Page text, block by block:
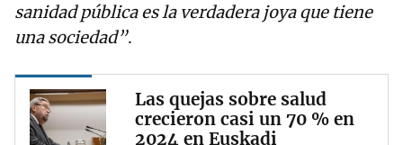
sanidad pública es la verdadera joya que tiene
una sociedad”.
Las quejas sobre salud
crecieron casi un 70 % en
2024 en Euskadi